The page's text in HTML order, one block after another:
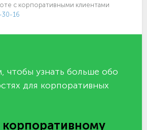
с корпоративными клиентами
16
чтобы узнать больше обо
для корпоративных
корпоративному